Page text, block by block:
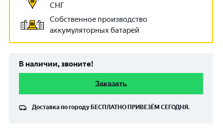
СНГ
Собственное производство
аккумуляторных батарей
В наличии, звоните!
Заказать
Доставка по городу БЕСПЛАТНО ПРИВЕЗЁМ СЕГОДНЯ.